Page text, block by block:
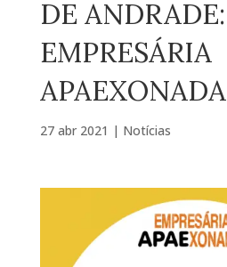
DE ANDRADE:
EMPRESÁRIA
APAEXONADA
27 abr 2021 | Notícias